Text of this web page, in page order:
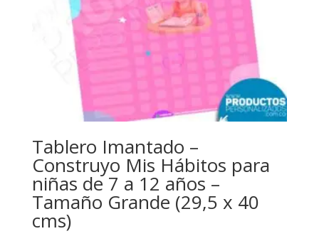
Tablero Imantado –
Construyo Mis Hábitos para
niñas de 7 a 12 años –
Tamaño Grande (29,5 x 40
cms)